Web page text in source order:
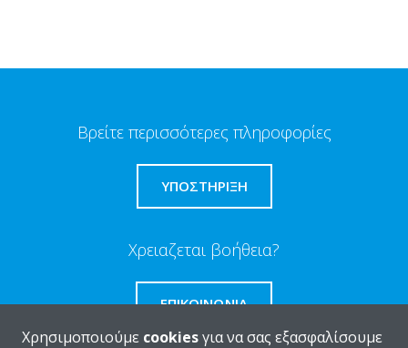
Βρείτε περισσότερες πληροφορίες
ΥΠΟΣΤΗΡΙΞΗ
Χρειαζεται βοήθεια?
ΕΠΙΚΟΙΝΩΝΊΑ
Χρησιμοποιούμε cookiesγια να σας εξασφαλίσουμε